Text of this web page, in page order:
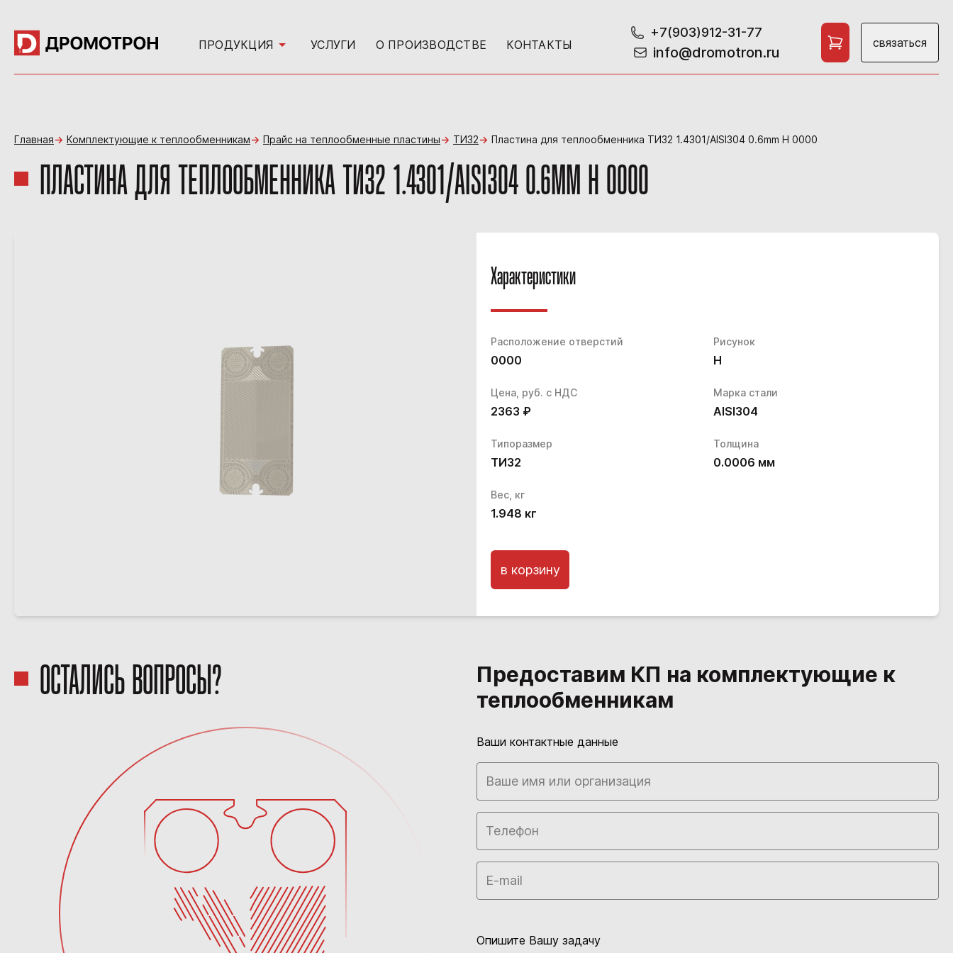
ПРОДУКЦИЯ УСЛУГИ О ПРОИЗВОДСТВЕ КОНТАКТЫ
+7(903)912-31-77
info@dromotron.ru
связаться
Главная Комплектующие к теплообменникам Прайс на теплообменные пластины ТИ32 Пластина для теплообменника ТИ32 1.4301/AISI304 0.6mm H 0000
ПЛАСТИНА ДЛЯ ТЕПЛООБМЕННИКА ТИ32 1.4301/AISI304 0.6MM H 0000
Характеристики
Расположение отверстий
0000
Рисунок
H
Цена, руб. с НДС
2363 ₽
Марка стали
AISI304
Типоразмер
ТИ32
Толщина
0.0006 мм
Вес, кг
1.948 кг
в корзину
ОСТАЛИСЬ ВОПРОСЫ?
Предоставим КП на комплектующие к
теплообменникам
Ваши контактные данные
Опишите Вашу задачу